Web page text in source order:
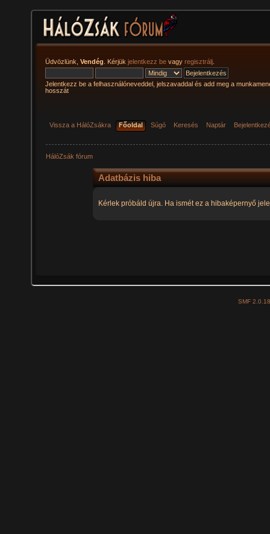
Üdvözlünk, Vendég . Kérjük jelentkezz be vagy regisztrálj
Jelentkezz be a felhasználóneveddel, jelszavaddal és add meg a
hosszát
Vissza a HálóZsákra Főoldal Súgó Keresés Naptár
HálóZsák fórum
Adatbázis hiba
Kérlek próbáld újra. Ha ismét ez a hibaképernyő
SMF 2.0.18